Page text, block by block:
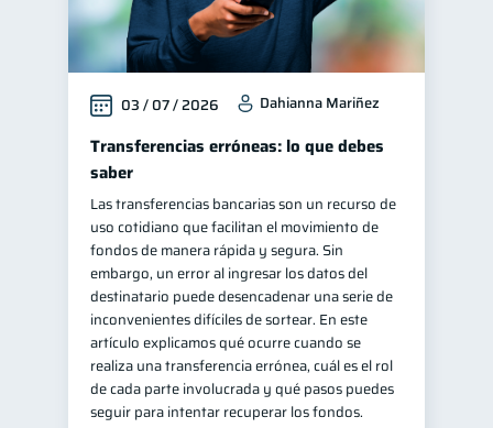
Información financiera 1
inversiones
Gasto responsable
información financiera
03 / 07 / 2026 Dahianna Mariñez
Transferencias erróneas: lo que debes
saber
Las transferencias bancarias son un recurso de
uso cotidiano que facilitan el movimiento de
fondos de manera rápida y segura. Sin
embargo, un error al ingresar los datos del
destinatario puede desencadenar una serie de
inconvenientes difíciles de sortear. En este
artículo explicamos qué ocurre cuando se
realiza una transferencia errónea, cuál es el rol
de cada parte involucrada y qué pasos puedes
seguir para intentar recuperar los fondos.